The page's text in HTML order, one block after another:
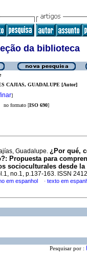
da biblioteca
CAJIAS, GUADALUPE [Autor]
]
no formato [ISO 690]
Guadalupe. ¿Por qué,
: Propuesta para
socioculturales desde
no.1, p.137-163. ISSN
em espanhol · texto em
Pesquisar por :